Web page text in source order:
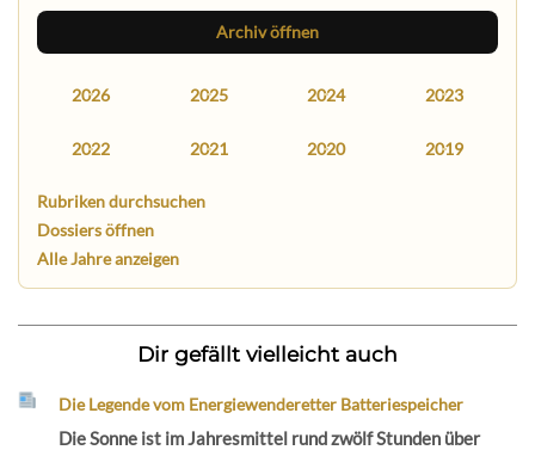
Archiv öffnen
2026 2025 2024 2023
2022 2021 2020 2019
Rubriken durchsuchen
Dossiers öffnen
Alle Jahre anzeigen
Dir gefällt vielleicht auch
Die Legende vom Energiewenderetter Batteriespeicher
Die Sonne ist im Jahresmittel rund zwölf Stunden über